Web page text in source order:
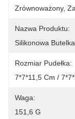
Zrównoważony,
Nazwa Produktu:
Silikonowa
Rozmiar Pudełka:
7*7*11,5 Cm /
Waga:
151,6 G